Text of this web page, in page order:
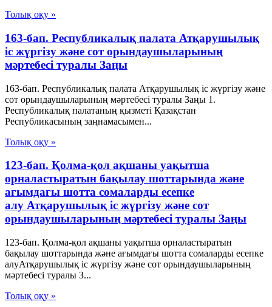
Толық оқу »
163-бап. Республикалық палата Атқарушылық
iс жүргiзу және сот орындаушыларының
мәртебесi туралы Заңы
163-бап. Республикалық палата Атқарушылық iс жүргiзу және
сот орындаушыларының мәртебесi туралы Заңы 1.
Республикалық палатаның қызметі Қазақстан
Республикасының заңнамасымен...
Толық оқу »
123-бап. Қолма-қол ақшаны уақытша
орналастыратын бақылау шоттарында және
ағымдағы шотта сомаларды есепке
алу Атқарушылық iс жүргiзу және сот
орындаушыларының мәртебесi туралы Заңы
123-бап. Қолма-қол ақшаны уақытша орналастыратын
бақылау шоттарында және ағымдағы шотта сомаларды есепке
алуАтқарушылық iс жүргiзу және сот орындаушыларының
мәртебесi туралы З...
Толық оқу »